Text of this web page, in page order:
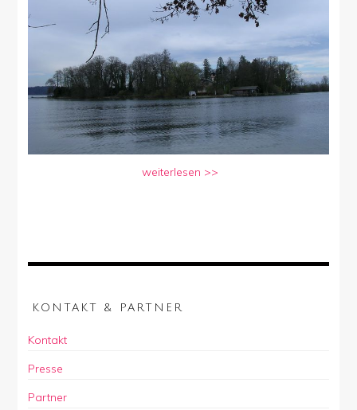
weiterlesen >>
KONTAKT & PARTNER
Kontakt
Presse
Partner